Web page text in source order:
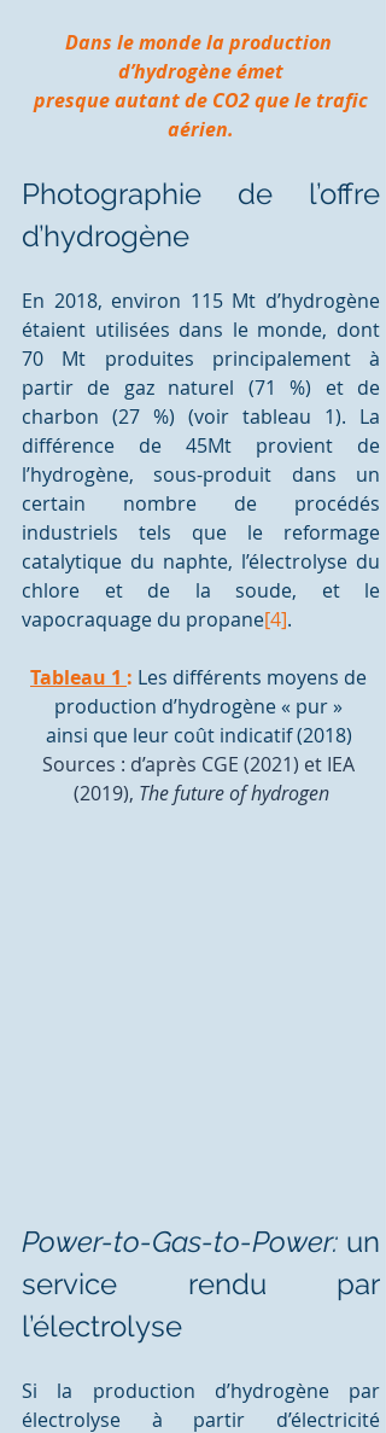
Dans le monde la production
d’hydrogène émet
presque autant de CO2 que le trafic
aérien.
Photographie de l’offre
d’hydrogène
En 2018, environ 115 Mt d’hydrogène
étaient utilisées dans le monde, dont
70 Mt produites principalement à
partir de gaz naturel (71 %) et de
charbon (27 %) (voir tableau 1). La
différence de 45Mt provient de
l’hydrogène, sous-produit dans un
certain nombre de procédés
industriels tels que le reformage
catalytique du naphte, l’électrolyse du
chlore et de la soude, et le
vapocraquage du propane[4].
Tableau 1 : Les différents moyens de
production d’hydrogène « pur »
ainsi que leur coût indicatif (2018)
Sources : d’après CGE (2021) et IEA
(2019), The future of hydrogen
Power-to-Gas-to-Power: un
service rendu par
l’électrolyse
Si la production d’hydrogène par
électrolyse à partir d’électricité